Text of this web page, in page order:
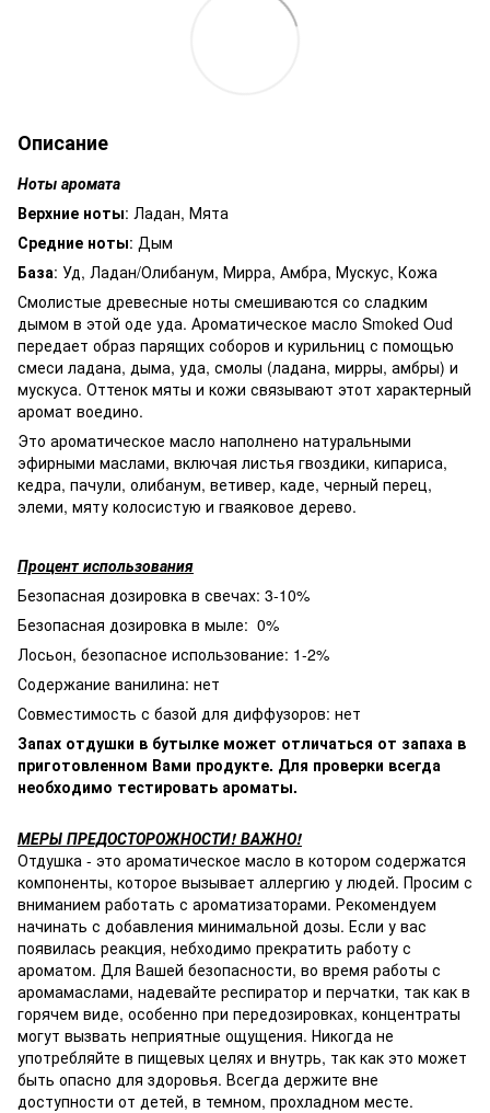
Описание
Ноты аромата
Верхние ноты: Ладан, Мята
Средние ноты: Дым
База: Уд, Ладан/Олибанум, Мирра, Амбра, Мускус, Кожа
Смолистые древесные ноты смешиваются со сладким
дымом в этой оде уда. Ароматическое масло Smoked Oud
передает образ парящих соборов и курильниц с помощью
смеси ладана, дыма, уда, смолы (ладана, мирры, амбры) и
мускуса. Оттенок мяты и кожи связывают этот характерный
аромат воедино.
Это ароматическое масло наполнено натуральными
эфирными маслами, включая листья гвоздики, кипариса,
кедра, пачули, олибанум, ветивер, каде, черный перец,
элеми, мяту колосистую и гваяковое дерево.
Процент использования
Безопасная дозировка в свечах: 3-10%
Безопасная дозировка в мыле: 0%
Лосьон, безопасное использование: 1-2%
Содержание ванилина: нет
Совместимость с базой для диффузоров: нет
Запах отдушки в бутылке может отличаться от запаха в
приготовленном Вами продукте. Для проверки всегда
необходимо тестировать ароматы.
МЕРЫ ПРЕДОСТОРОЖНОСТИ! ВАЖНО!
Отдушка - это ароматическое масло в котором содержатся
компоненты, которое вызывает аллергию у людей. Просим с
вниманием работать с ароматизаторами. Рекомендуем
начинать с добавления минимальной дозы. Если у вас
появилась реакция, небходимо прекратить работу с
ароматом. Для Вашей безопасности, во время работы с
аромамаслами, надевайте респиратор и перчатки, так как в
горячем виде, особенно при передозировках, концентраты
могут вызвать неприятные ощущения. Никогда не
употребляйте в пищевых целях и внутрь, так как это может
быть опасно для здоровья. Всегда держите вне
доступности от детей, в темном, прохладном месте.